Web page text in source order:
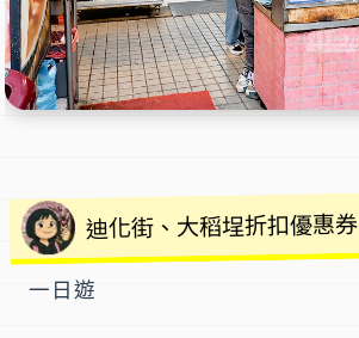
迪化街、大稻埕折扣優惠券
一日遊